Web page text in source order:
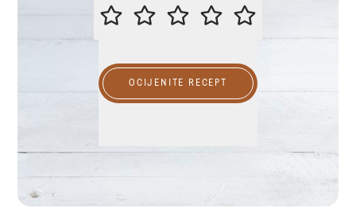
MOLIMO OCIJENITE OVAJ
OCIJENITE RECEPT